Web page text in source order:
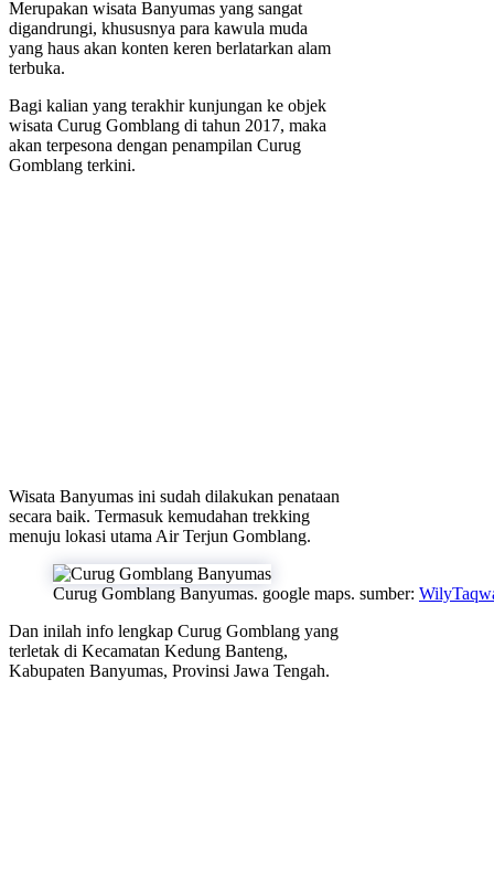
Merupakan wisata Banyumas yang sangat
digandrungi, khususnya para kawula muda
yang haus akan konten keren berlatarkan alam
terbuka.
Bagi kalian yang terakhir kunjungan ke objek
wisata Curug Gomblang di tahun 2017, maka
akan terpesona dengan penampilan Curug
Gomblang terkini.
Wisata Banyumas ini sudah dilakukan penataan
secara baik. Termasuk kemudahan trekking
menuju lokasi utama Air Terjun Gomblang.
Curug Gomblang Banyumas. google maps. sumber:
Dan inilah info lengkap Curug Gomblang yang
terletak di Kecamatan Kedung Banteng,
Kabupaten Banyumas, Provinsi Jawa Tengah.